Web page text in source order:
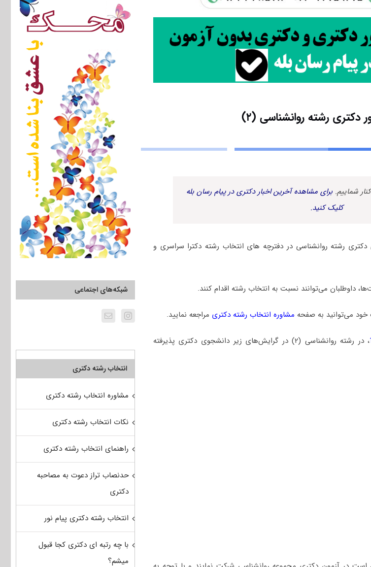
دکتری رشته روانشناسی (۲)
شماییم. برای مشاهده آخرین اخبار دکتری در پیام رسان بله
کلیک کنید.
رشته روانشناسی در دفترچه های انتخاب رشته دکترا سراسری و
می‌توانند نسبت به انتخاب رشته اقدام کنند.
می‌توانید به صفحه مشاوره انتخاب رشته دکتری مراجعه نمایید.
، در رشته روانشناسی (۲) در گرایش‌های زیر دانشجوی دکتری پذیرفته
شبکه‌های اجتماعی
انتخاب رشته دکتری
مشاوره انتخاب رشته دکتری
نکات انتخاب رشته دکتری
راهنمای انتخاب رشته دکتری
حدنصاب تراز دعوت به مصاحبه
دکتری
انتخاب رشته دکتری پیام نور
با چه رتبه ای دکتری کجا قبول
میشم؟